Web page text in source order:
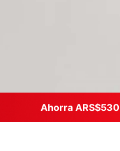
Ahorra ARS$530